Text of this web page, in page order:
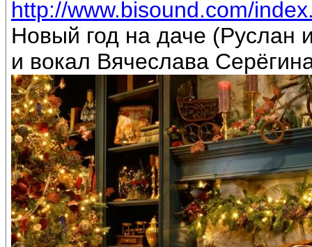
http://www.bisound.com/
Новый год на даче
и вокал Вячеслава